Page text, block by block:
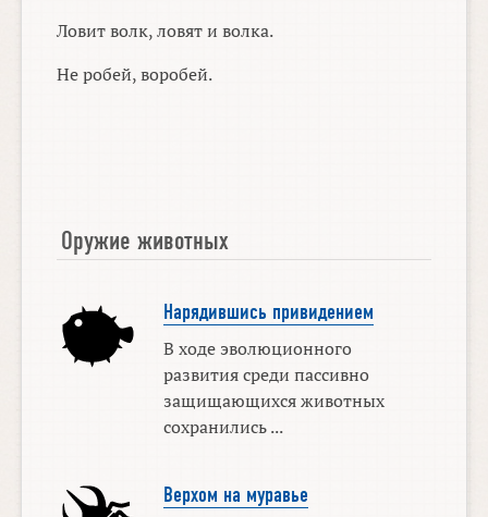
Ловит волк, ловят и волка.
Не робей, воробей.
Оружие животных
Нарядившись привидением
В ходе эволюционного
развития среди пассивно
защищающихся животных
сохранились ...
Верхом на муравье